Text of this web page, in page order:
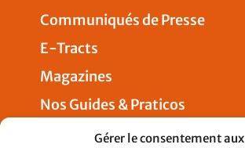
Gérer le consentement aux
Communiqués de Presse
E-Tracts
Magazines
Nos Guides & Praticos